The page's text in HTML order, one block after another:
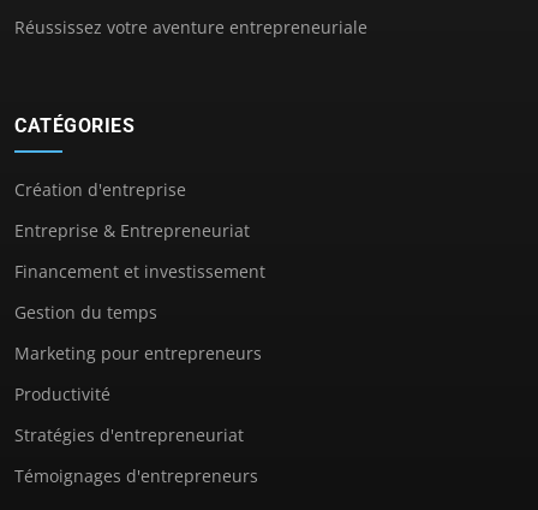
Réussissez votre aventure entrepreneuriale
CATÉGORIES
Création d'entreprise
Entreprise & Entrepreneuriat
Financement et investissement
Gestion du temps
Marketing pour entrepreneurs
Productivité
Stratégies d'entrepreneuriat
Témoignages d'entrepreneurs